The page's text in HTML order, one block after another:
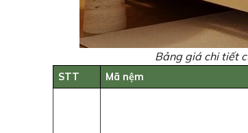
Bảng giá chi tiết
STT Mã nệm